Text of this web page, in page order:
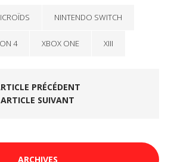
NINTENDO SWITCH
4 XBOX ONE XIII
PRÉCÉDENT
ARTICLE SUIVANT
ARCHIVES